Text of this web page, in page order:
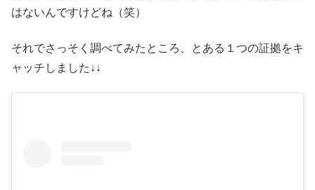
はないんですけどね（笑）
それでさっそく調べてみたところ、とある１つの証拠をキ
ャッチしました↓↓